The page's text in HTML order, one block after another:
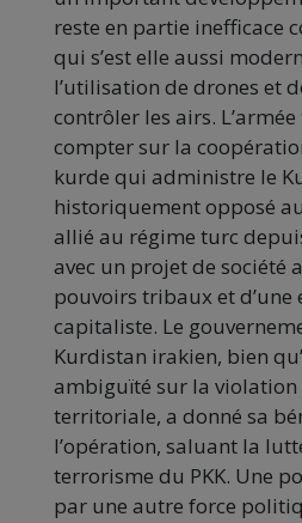
reste en partie inefficace
qui s’est elle aussi
l’utilisation de drones et
contrôler les airs.
compter sur la
kurde qui administre le
historiquement opposé
allié au régime turc
avec un projet de société
pouvoirs tribaux et d’une
capitaliste. Le
Kurdistan irakien, bien
ambiguïté sur la violation
territoriale, a donné sa
l’opération, saluant la
terrorisme du PKK. Une
par une autre force